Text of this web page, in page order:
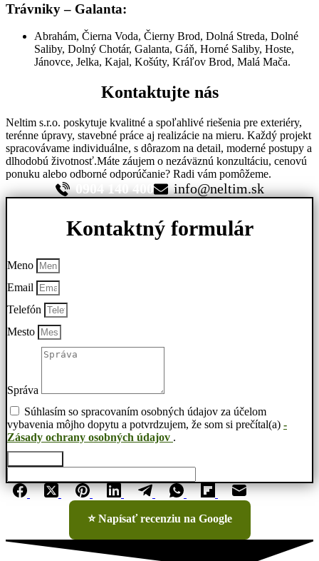
Trávniky – Galanta:
Abrahám, Čierna Voda, Čierny Brod, Dolná Streda, Dolné
Saliby, Dolný Chotár, Galanta, Gáň, Horné Saliby, Hoste,
Jánovce, Jelka, Kajal, Košúty, Kráľov Brod, Malá Mača.
Kontaktujte nás
Neltim s.r.o. poskytuje kvalitné a spoľahlivé riešenia pre exteriéry,
terénne úpravy, stavebné práce aj realizácie na mieru. Každý projekt
spracovávame individuálne, s dôrazom na detail, moderné postupy a
dlhodobú životnosť.Máte záujem o nezáväznú konzultáciu, cenovú
ponuku alebo odborné odporúčanie? Radi vám pomôžeme.
0904 140 400 info@neltim.sk
Kontaktný formulár
Meno
Email
Telefón
Mesto
Správa
Súhlasím so spracovaním osobných údajov za účelom
vybavenia môjho dopytu a potvrdzujem, že som si prečítal(a) -
Zásady ochrany osobných údajov .
⭐ Napísať recenziu na Google